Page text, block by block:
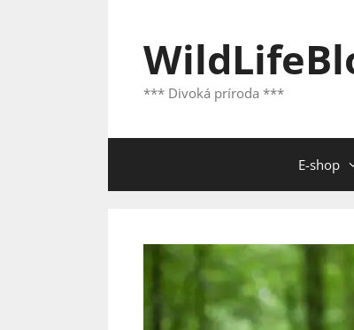
*** Divoká príroda ***
E-shop